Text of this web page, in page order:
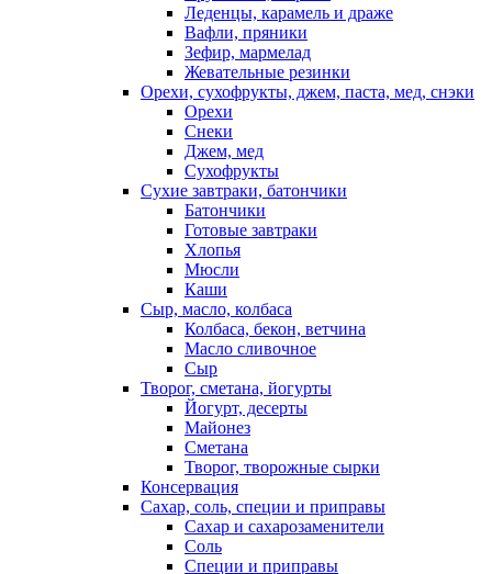
Леденцы, карамель и драже
Вафли, пряники
Зефир, мармелад
Жевательные резинки
Орехи, сухофрукты, джем, паста, мед, снэки
Орехи
Снеки
Джем, мед
Сухофрукты
Сухие завтраки, батончики
Батончики
Готовые завтраки
Хлопья
Мюсли
Каши
Сыр, масло, колбаса
Колбаса, бекон, ветчина
Масло сливочное
Сыр
Творог, сметана, йогурты
Йогурт, десерты
Майонез
Сметана
Творог, творожные сырки
Консервация
Сахар, соль, специи и приправы
Сахар и сахарозаменители
Соль
Специи и приправы